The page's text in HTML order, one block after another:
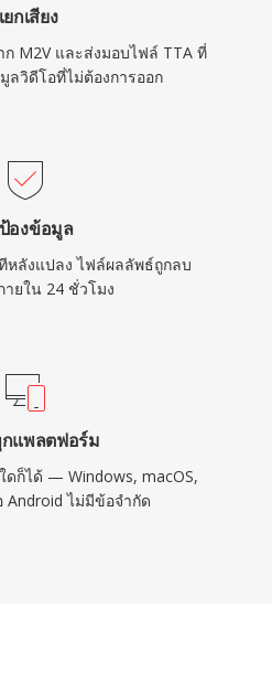
กเสียง
ก M2V และส่งมอบไฟล์ TTA ที่
วิดีโอที่ไม่ต้องการออก
องข้อมูล
ลังแปลง ไฟล์ผลลัพธ์ถูกลบ
ยใน 24 ชั่วโมง
แพลตฟอร์ม
ก็ได้ — Windows, macOS,
Android ไม่มีข้อจำกัด